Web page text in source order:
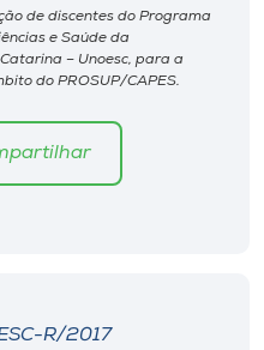
de discentes do Programa
e Saúde da
– Unoesc, para a
do PROSUP/CAPES.
R/2017